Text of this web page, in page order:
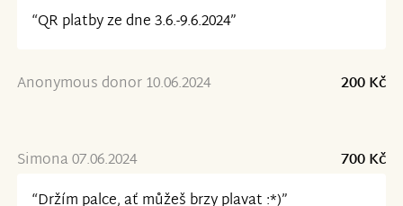
“QR platby ze dne 3.6.-9.6.2024”
Anonymous donor 10.06.2024 200 Kč
Simona 07.06.2024
700 Kč
“Držím palce, ať můžeš brzy plavat :*)”